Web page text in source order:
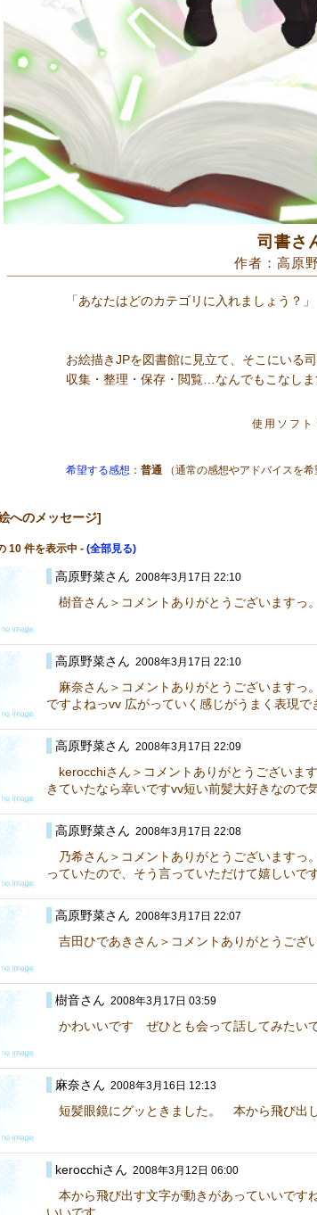
司書さ
作者：高原
「あなたはどのカテゴリに入れましょう？」
お絵描きJPを図書館に見立て、そこにいる
収集・整理・保存・閲覧…なんでもこなしま
使用ソフ
希望する感想 ： 普通 （通常の感想やアドバイスを
へのメッセージ]
10 件を表示中 - (全部見る)
高原野菜さん 2008年3月17日 22:10
樹音さん＞コメントありがとうございますっ
高原野菜さん 2008年3月17日 22:10
麻奈さん＞コメントありがとうございますっ
ですよねっvv 広がっていく感じがうまく表現
高原野菜さん 2008年3月17日 22:09
kerocchiさん＞コメントありがとうございま
きていたなら幸いですvv短い前髪大好きなので
高原野菜さん 2008年3月17日 22:08
乃希さん＞コメントありがとうございますっ
っていたので、そう言っていただけて嬉しい
高原野菜さん 2008年3月17日 22:07
吉田ひであきさん＞コメントありがとうござ
樹音さん 2008年3月17日 03:59
かわいいです ぜひとも会って話してみたい
麻奈さん 2008年3月16日 12:13
短髪眼鏡にグッときました。 本から飛び出
kerocchiさん 2008年3月12日 06:00
本から飛び出す文字が動きがあっていいです